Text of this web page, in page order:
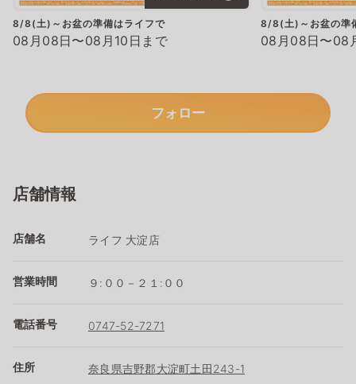
8/8(土)～お盆の準備はライフで
08月08日〜08月10日まで
8/8(土)～お盆の準
08月08日〜08
フォロー
店舗情報
店舗名 ライフ 大淀店
営業時間 ９:００－２１:００
電話番号 0747-52-7271
住所 奈良県吉野郡大淀町土田243-1